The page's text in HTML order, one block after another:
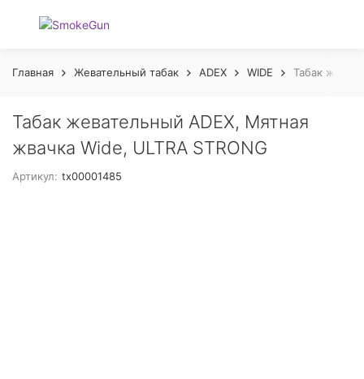
Главная Жевательный табак ADEX WIDE Табак
Табак жевательный ADEX, Мятная
жвачка Wide, ULTRA STRONG
Артикул: tx00001485